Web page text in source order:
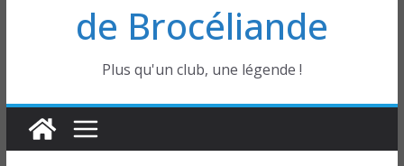
de Brocéliande
Plus qu'un club, une légende !